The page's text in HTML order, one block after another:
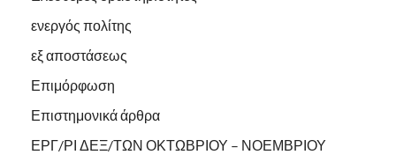
ενεργός πολίτης
εξ αποστάσεως
Επιμόρφωση
Επιστημονικά άρθρα
ΕΡΓ/ΡΙ ΔΕΞ/ΤΩΝ ΟΚΤΩΒΡΙΟΥ – ΝΟΕΜΒΡΙΟΥ